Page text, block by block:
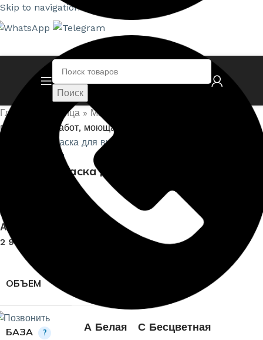
Skip to navigation
Поиск
Главная страница » Магазин
внутренних работ, моющаяся
Нажмите, чтобы увеличить
PRORAB Краска для внутренних работ,
Артикул:
2 900,00
ОБЪЕМ
БАЗА ? А Белая С Бесцветная